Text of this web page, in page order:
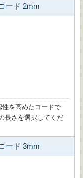
ード 2mm
を高めたコードで
長さを選択してくだ
ード 3mm